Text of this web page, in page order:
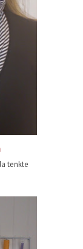
tenkte